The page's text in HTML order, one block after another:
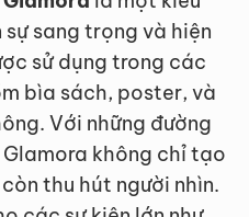
sang trọng và hiện
sử dụng trong các
bìa sách, poster, và
Với những đường
không chỉ tạo
thu hút người nhìn.